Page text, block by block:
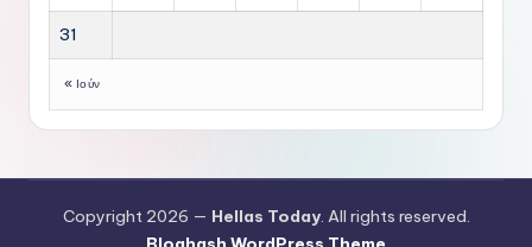
31
« Ιούν
Copyright 2026 — Hellas Today. All rights reserved.